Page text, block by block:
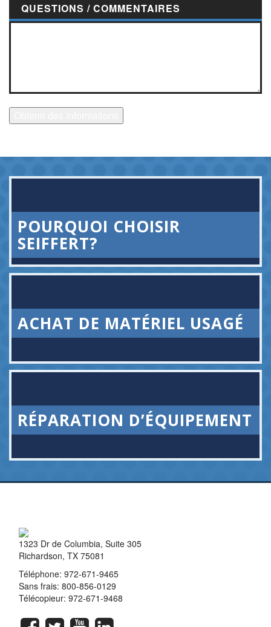
QUESTIONS / COMMENTAIRES
POURQUOI CHOISIR
SEIFFERT?
ACHAT DE MATÉRIEL USAGÉ
RÉPARATION D’ÉQUIPEMENT
1323 Dr de Columbia, Suite 305
Richardson, TX 75081
Téléphone: 972-671-9465
Sans frais: 800-856-0129
Télécopieur: 972-671-9468